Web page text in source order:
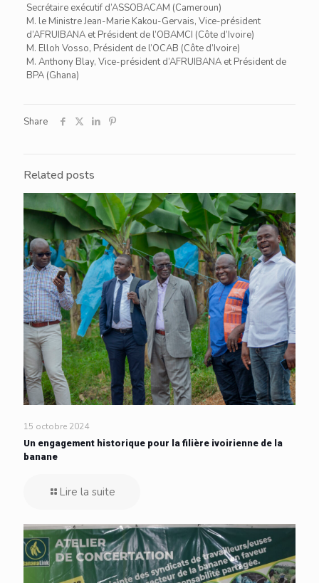
Secrétaire exécutif d’ASSOBACAM (Cameroun)
M. le Ministre Jean-Marie Kakou-Gervais, Vice-président
d’AFRUIBANA et Président de l’OBAMCI (Côte d’Ivoire)
M. Elloh Vosso, Président de l’OCAB (Côte d’Ivoire)
M. Anthony Blay, Vice-président d’AFRUIBANA et Président de
BPA (Ghana)
Share
Related posts
15 octobre 2024
Un engagement historique pour la filière ivoirienne de la
banane
Lire la suite